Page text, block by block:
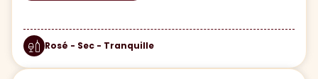
Rosé - Sec - Tranquille